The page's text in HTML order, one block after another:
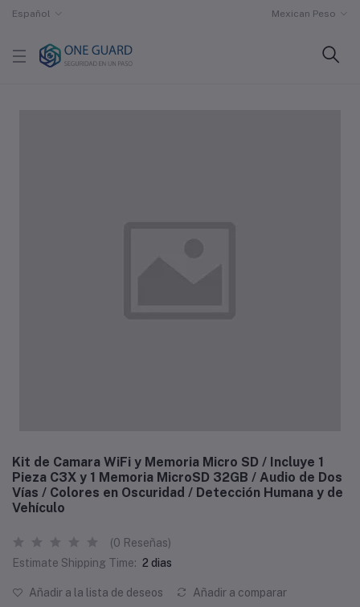
Español Mexican Peso
Kit de Camara WiFi y Memoria Micro SD / Incluye 1
Pieza C3X y 1 Memoria MicroSD 32GB / Audio de Dos
Vías / Colores en Oscuridad / Detección Humana y de
Vehículo
(0 Reseñas)
Estimate Shipping Time: 2 dias
Añadir a la lista de deseos Añadir a comparar